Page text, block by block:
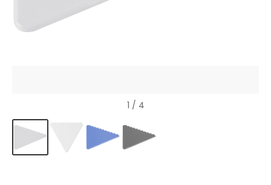
1 / 4